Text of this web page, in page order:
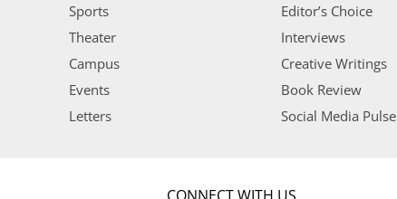
Sports
Theater
Campus
Events
Letters
Editor’s Choice
Interviews
Creative Writings
Book Review
Social Media Pulse